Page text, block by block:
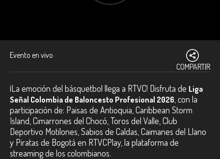
Evento en vivo
COMPARTIR
¡La emoción del básquetbol llega a RTVC! Disfruta de Liga
Señal Colombia de Baloncesto Profesional 2026 , con la
participación de: Paisas de Antioquia, Caribbean Storm
Island, Cimarrones del Chocó, Toros del Valle, Club
Deportivo Motilones, Sabios de Caldas, Caimanes del Llano
y Piratas de Bogotá en RTVCPlay, la plataforma de
streaming de los colombianos.